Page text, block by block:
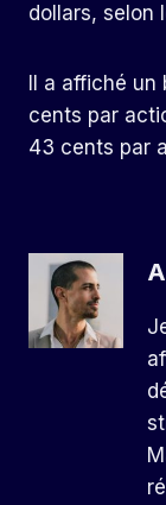
dollars, selon
Il a affiché
cents par
43 cents par